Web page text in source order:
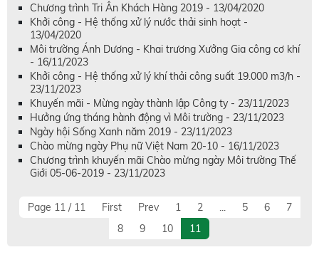
Chương trình Tri Ân Khách Hàng 2019 - 13/04/2020
Khởi công - Hệ thống xử lý nước thải sinh hoạt -
13/04/2020
Môi trường Ánh Dương - Khai trương Xưởng Gia công cơ khí
- 16/11/2023
Khởi công - Hệ thống xử lý khí thải công suất 19.000 m3/h -
23/11/2023
Khuyến mãi - Mừng ngày thành lập Công ty - 23/11/2023
Hưởng ứng tháng hành động vì Môi trường - 23/11/2023
Ngày hội Sống Xanh năm 2019 - 23/11/2023
Chào mừng ngày Phụ nữ Việt Nam 20-10 - 16/11/2023
Chương trình khuyến mãi Chào mừng ngày Môi trường Thế
Giới 05-06-2019 - 23/11/2023
Page 11 / 11 First Prev 1 2 5 6
7
8
9 10 11